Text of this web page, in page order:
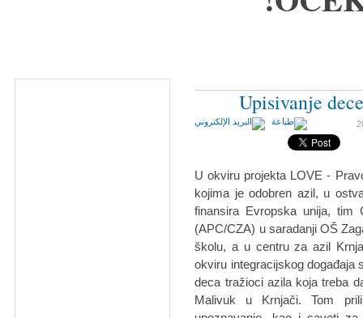
Upisivanje
U okviru projekta LOVE -
kojima je odobren azil, u
finansira Evropska unija, tim
(APC/CZA) u saradanji OŠ
školu, a u centru za azil
okviru integracijskog događaja
deca tražioci azila koja treba
Malivuk u Krnjači. Tom